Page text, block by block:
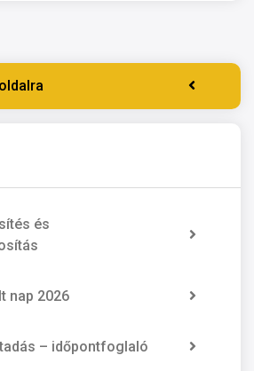
és
nap 2026
– időpontfoglaló